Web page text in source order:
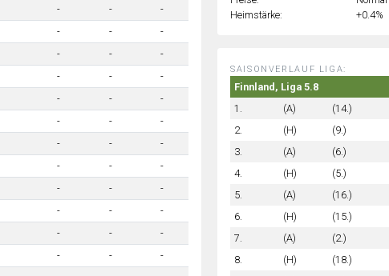
- -
-
- -
-
- -
-
- -
-
- -
-
- -
-
- -
-
- -
-
- -
-
- -
-
- -
-
- -
-
Heimstärke:
+0.4%
SAISONVERLAUF LIGA:
Finnland, Liga 5.8
1.
(A) (14.)
2.
(H) (9.)
3.
(A) (6.)
4.
(H) (5.)
5.
(A) (16.)
6.
(H) (15.)
7.
(A) (2.)
8.
(H) (18.)